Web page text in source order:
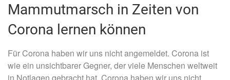
Mammutmarsch in Zeiten von
Corona lernen können
Für Corona haben wir uns nicht angemeldet. Corona ist
wie ein unsichtbarer Gegner, der viele Menschen weltweit
in Notlagen gebracht hat. Corona haben wir uns nicht